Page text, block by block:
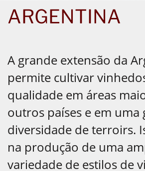
ARGENTINA
A grande extensão da
permite cultivar
qualidade em áreas
outros países e em uma
diversidade de terroirs.
na produção de uma
variedade de estilos de